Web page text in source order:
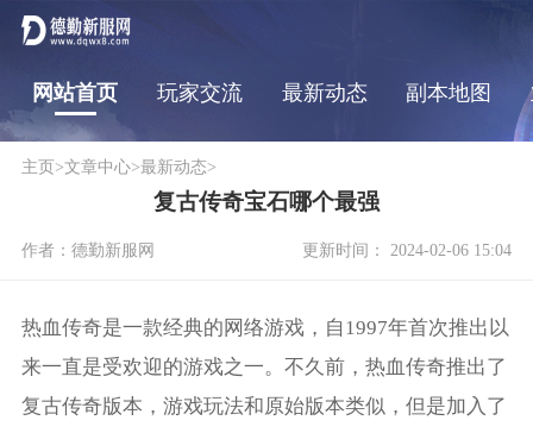
网站首页 玩家交流 最新动态 副本地图
主页>文章中心>最新动态>
复古传奇宝石哪个最强
作者：德勤新服网 更新时间： 2024-02-06 15:04
热血传奇是一款经典的网络游戏，自1997年首次推出以
来一直是受欢迎的游戏之一。不久前，热血传奇推出了
复古传奇版本，游戏玩法和原始版本类似，但是加入了